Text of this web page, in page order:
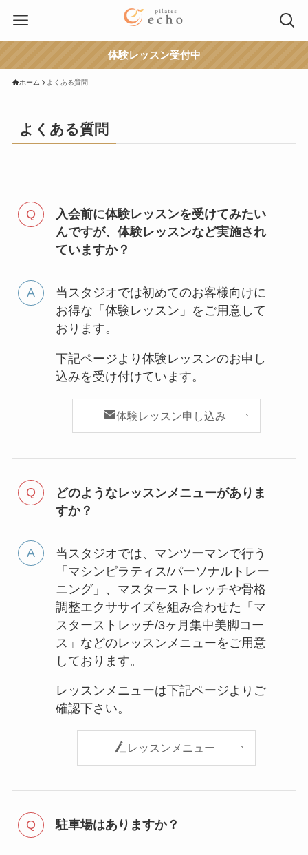
体験レッスン受付中
ホーム よくある質問
よくある質問
入会前に体験レッスンを受けてみたい
んですが、体験レッスンなど実施され
ていますか？
当スタジオでは初めてのお客様向けに
お得な「体験レッスン」をご用意して
おります。
下記ページより体験レッスンのお申し
込みを受け付けています。
体験レッスン申し込み
どのようなレッスンメニューがありま
すか？
当スタジオでは、マンツーマンで行う
「マシンピラティス/パーソナルトレー
ニング」、マスターストレッチや骨格
調整エクササイズを組み合わせた「マ
スターストレッチ/3ヶ月集中美脚コー
ス」などのレッスンメニューをご用意
しております。
レッスンメニューは下記ページよりご
確認下さい。
レッスンメニュー
駐車場はありますか？